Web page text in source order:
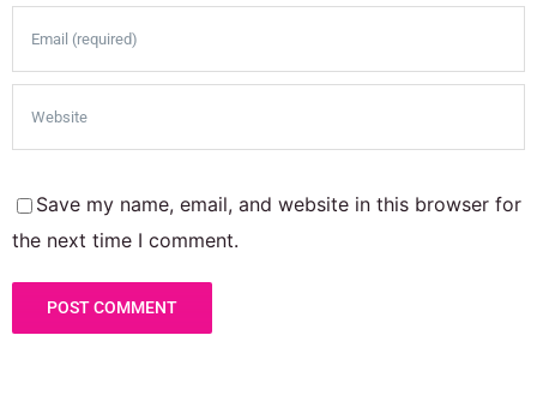
Save my name, email, and website in this browser for
the next time I comment.